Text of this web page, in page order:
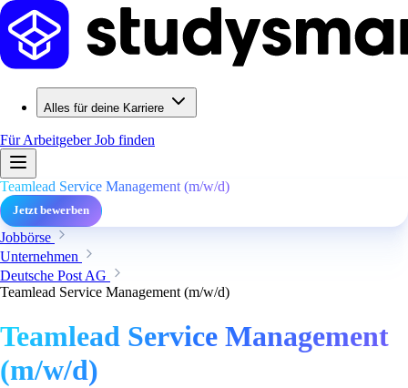
Alles für deine Karriere
Für ArbeitgeberJob finden
Teamlead Service Management (m/w/d)
Jetzt bewerben
Jobbörse
Unternehmen
Deutsche Post AG
Teamlead Service Management (m/w/d)
Teamlead Service Management
(m/w/d)